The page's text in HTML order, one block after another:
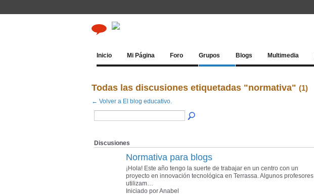
Inicio Mi Página Foro Grupos Blogs Multimedia
Todas las discusiones etiquetadas "normativa" (1)
← Volver a El blog educativo.
Discusiones
Normativa para blogs
¡Hola! Este año tengo la suerte de trabajar en un centro con un
proyecto en innovación tecnológica en Terrassa. Algunos profesores
utilizam…
Iniciado por Anabel